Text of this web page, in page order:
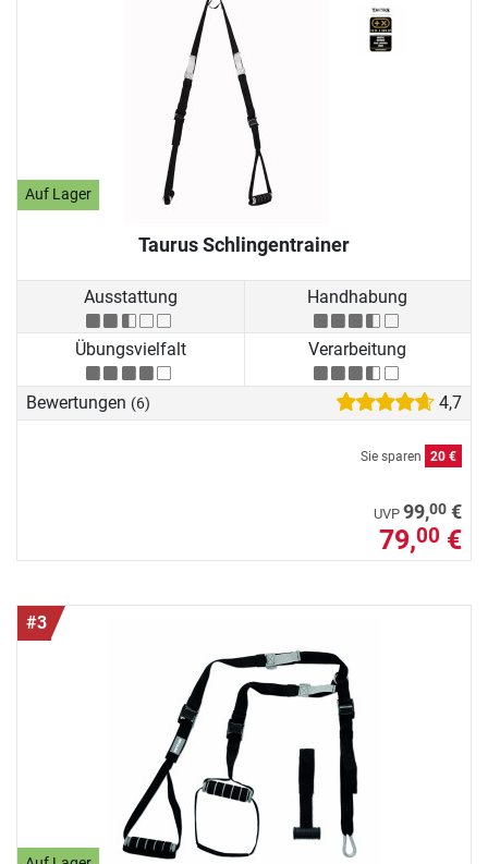
Auf Lager
Taurus Schlingentrainer
Ausstattung Handhabung
Übungsvielfalt Verarbeitung
Bewertungen (6) 4,7
Sie sparen 20 €
UVP 99,00 €
79,00 €
#3